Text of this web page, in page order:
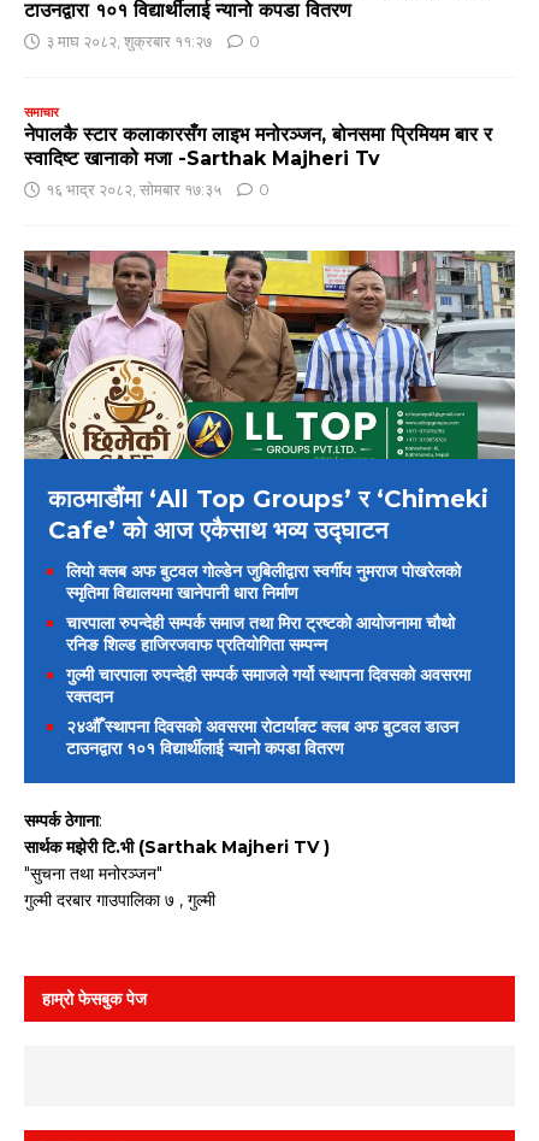
टाउनद्वारा १०१ विद्यार्थीलाई न्यानो कपडा वितरण
३ माघ २०८२, शुक्रबार ११:२७ 0
समाचार
नेपालकै स्टार कलाकारसँग लाइभ मनोरञ्जन, बोनसमा प्रिमियम बार र
स्वादिष्ट खानाको मजा -Sarthak Majheri Tv
१६ भाद्र २०८२, सोमबार १७:३५ 0
काठमाडौंमा ‘All Top Groups’ र ‘Chimeki
Cafe’ को आज एकैसाथ भव्य उद्घाटन
लियो क्लब अफ बुटवल गोल्डेन जुबिलीद्वारा स्वर्गीय नुमराज पोखरेलको
स्मृतिमा विद्यालयमा खानेपानी धारा निर्माण
चारपाला रुपन्देही सम्पर्क समाज तथा मिरा ट्रष्टको आयोजनामा चौथो
रनिङ शिल्ड हाजिरजवाफ प्रतियोगिता सम्पन्न
गुल्मी चारपाला रुपन्देही सम्पर्क समाजले गर्यो स्थापना दिवसको अवसरमा
रक्तदान
२४औँ स्थापना दिवसको अवसरमा रोटार्याक्ट क्लब अफ बुटवल डाउन
टाउनद्वारा १०१ विद्यार्थीलाई न्यानो कपडा वितरण
सम्पर्क ठेगाना:
सार्थक मझेरी टि.भी (Sarthak Majheri TV )
"सुचना तथा मनोरञ्जन"
गुल्मी दरबार गाउपालिका ७ , गुल्मी
हाम्रो फेसबुक पेज